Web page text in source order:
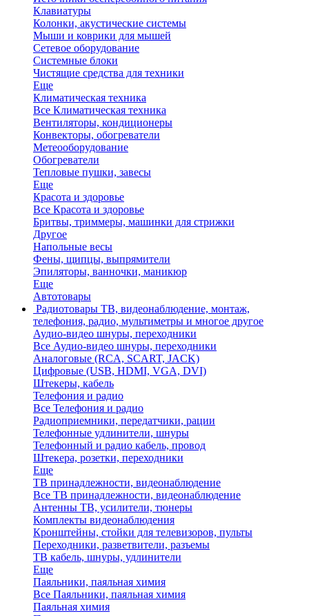
Клавиатуры
Колонки, акустические системы
Мыши и коврики для мышей
Сетевое оборудование
Системные блоки
Чистящие средства для техники
Еще
Климатическая техника
Все Климатическая техника
Вентиляторы, кондиционеры
Конвекторы, обогреватели
Метеооборудование
Обогреватели
Тепловые пушки, завесы
Еще
Красота и здоровье
Все Красота и здоровье
Бритвы, триммеры, машинки для стрижки
Другое
Напольные весы
Фены, щипцы, выпрямители
Эпиляторы, ванночки, маникюр
Еще
Автотовары
Радиотовары ТВ, видеонаблюдение, монтаж,
телефония, радио, мультиметры и многое другое
Аудио-видео шнуры, переходники
Все Аудио-видео шнуры, переходники
Аналоговые (RCA, SCART, JACK)
Цифровые (USB, HDMI, VGA, DVI)
Штекеры, кабель
Телефония и радио
Все Телефония и радио
Радиоприемники, передатчики, рации
Телефонные удлинители, шнуры
Телефонный и радио кабель, провод
Штекера, розетки, переходники
Еще
ТВ принадлежности, видеонаблюдение
Все ТВ принадлежности, видеонаблюдение
Антенны ТВ, усилители, тюнеры
Комплекты видеонаблюдения
Кронштейны, стойки для телевизоров, пульты
Переходники, разветвители, разъемы
ТВ кабель, шнуры, удлинители
Еще
Паяльники, паяльная химия
Все Паяльники, паяльная химия
Паяльная химия